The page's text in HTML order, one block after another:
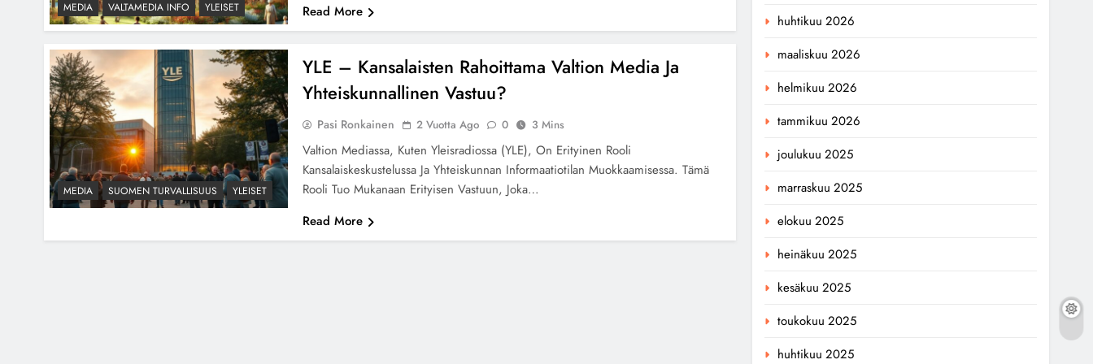
MEDIA VALTAMEDIA INFO YLEISET Read More
MEDIA SUOMEN TURVALLISUUS YLEISET
YLE – Kansalaisten Rahoittama Valtion Media Ja
Yhteiskunnallinen Vastuu?
Pasi Ronkainen 2 Vuotta Ago 0 3 Mins
Valtion Mediassa, Kuten Yleisradiossa (YLE), On Erityinen Rooli
Kansalaiskeskustelussa Ja Yhteiskunnan Informaatiotilan Muokkaamisessa. Tämä
Rooli Tuo Mukanaan Erityisen Vastuun, Joka…
Read More
huhtikuu 2026
maaliskuu 2026
helmikuu 2026
tammikuu 2026
joulukuu 2025
marraskuu 2025
elokuu 2025
heinäkuu 2025
kesäkuu 2025
toukokuu 2025
huhtikuu 2025